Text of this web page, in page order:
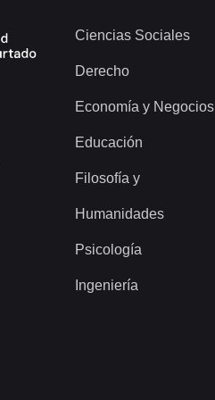
Ciencias Sociales
Derecho
Economía y Negocios
Educación
Filosofía y
Humanidades
Psicología
Ingeniería